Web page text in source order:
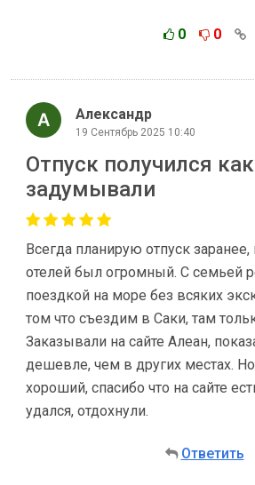
0 0
Александр
19 Сентябрь 2025 10:40
Отпуск получился
задумывали
Всегда планирую отпуск
отелей был огромный. С семьей
поездкой на море без всяких
том что съездим в Саки, там
Заказывали на сайте Алеан,
дешевле, чем в других местах.
хороший, спасибо что на сайте
удался, отдохнули.
Ответить